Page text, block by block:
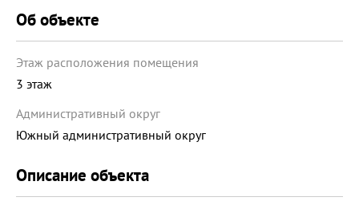
Об объекте
Этаж расположения помещения
3 этаж
Административный округ
Южный административный округ
Описание объекта